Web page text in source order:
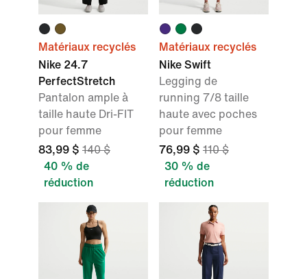
Matériaux recyclés
Nike 24.7
PerfectStretch
Pantalon ample à
taille haute Dri-FIT
pour femme
83,99 $ 140 $
40 % de
réduction
Matériaux recyclés
Nike Swift
Legging de
running 7/8 taille
haute avec poches
pour femme
76,99 $ 110 $
30 % de
réduction